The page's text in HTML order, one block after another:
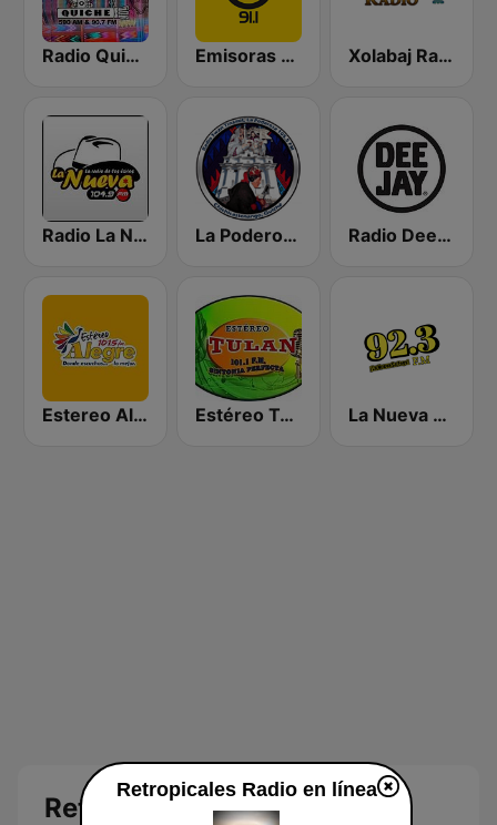
Radio Quiche 90.7 FM Emisoras unidas Cobán 91.1 FM Xolabaj Radio
Radio La Nueva 104.9 FM La Poderosa de Chichi Radio Deejay
Estereo Alegre Estéreo Tulán La Nueva Se Pega 92.3 FM
Retropicales Radio en línea
Retropicales Radio en línea